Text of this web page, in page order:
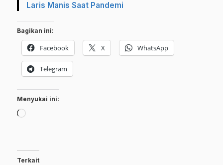
Laris Manis Saat Pandemi
Bagikan ini:
Facebook X WhatsApp
Telegram
Menyukai ini:
Memuat...
Terkait